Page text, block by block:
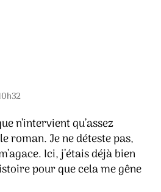
n’intervient qu’assez
roman. Je ne déteste pas,
Ici, j’étais déjà bien
pour que cela me gêne